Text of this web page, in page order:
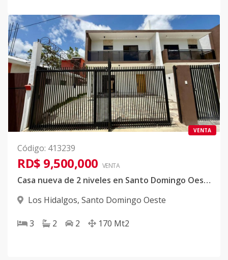
VENTA
Código: 413239
RD$ 9,500,000 VENTA
Casa nueva de 2 niveles en Santo Domingo Oeste
Los Hidalgos, Santo Domingo Oeste
3 2 2 170 Mt2